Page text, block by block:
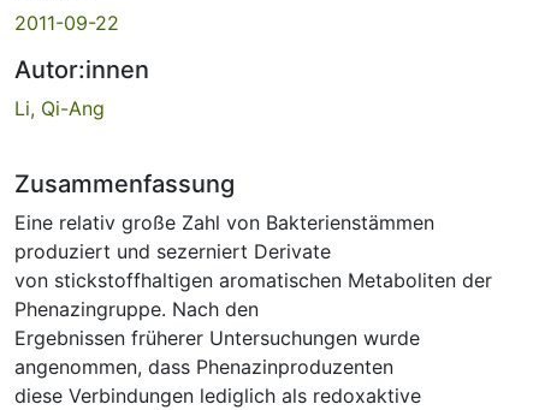
2011-09-22
Autor:innen
Li, Qi-Ang
Zusammenfassung
Eine relativ große Zahl von Bakterienstämmen
produziert und sezerniert Derivate
von stickstoffhaltigen aromatischen Metaboliten der
Phenazingruppe. Nach den
Ergebnissen früherer Untersuchungen wurde
angenommen, dass Phenazinproduzenten
diese Verbindungen lediglich als redoxaktive